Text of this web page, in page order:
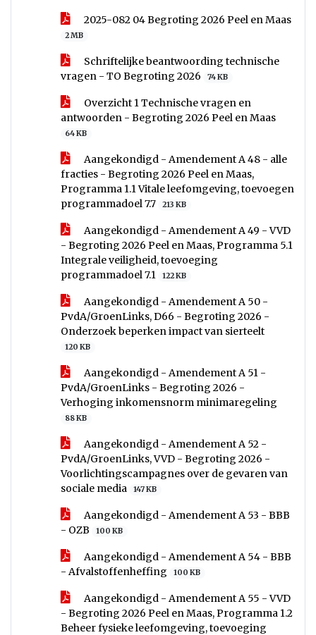
2025-082 04 Begroting 2026 Peel en Maas
2 MB
Schriftelijke beantwoording technische
vragen - TO Begroting 2026
74 KB
Overzicht 1 Technische vragen en
antwoorden - Begroting 2026 Peel en Maas
64 KB
Aangekondigd - Amendement A 48 - alle
fracties - Begroting 2026 Peel en Maas,
Programma 1.1 Vitale leefomgeving, toevoegen
programmadoel 7.7
213 KB
Aangekondigd - Amendement A 49 - VVD
- Begroting 2026 Peel en Maas, Programma 5.1
Integrale veiligheid, toevoeging
programmadoel 7.1
122 KB
Aangekondigd - Amendement A 50 -
PvdA/GroenLinks, D66 - Begroting 2026 -
Onderzoek beperken impact van sierteelt
120 KB
Aangekondigd - Amendement A 51 -
PvdA/GroenLinks - Begroting 2026 -
Verhoging inkomensnorm minimaregeling
88 KB
Aangekondigd - Amendement A 52 -
PvdA/GroenLinks, VVD - Begroting 2026 -
Voorlichtingscampagnes over de gevaren van
sociale media
147 KB
Aangekondigd - Amendement A 53 - BBB
- OZB
100 KB
Aangekondigd - Amendement A 54 - BBB
- Afvalstoffenheffing
100 KB
Aangekondigd - Amendement A 55 - VVD
- Begroting 2026 Peel en Maas, Programma 1.2
Beheer fysieke leefomgeving, toevoeging